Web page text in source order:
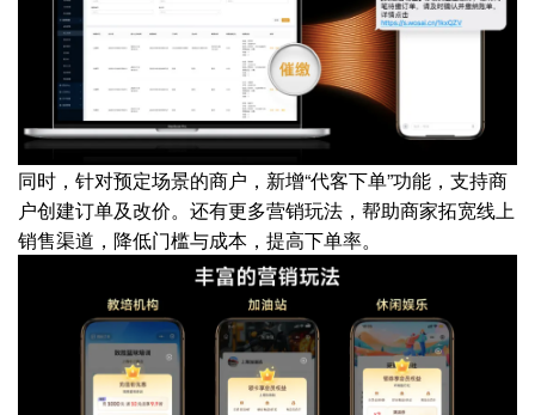
同时，针对预定场景的商户，新增“代客下单”功能，支持商
户创建订单及改价。还有更多营销玩法，帮助商家拓宽线上
销售渠道，降低门槛与成本，提高下单率。